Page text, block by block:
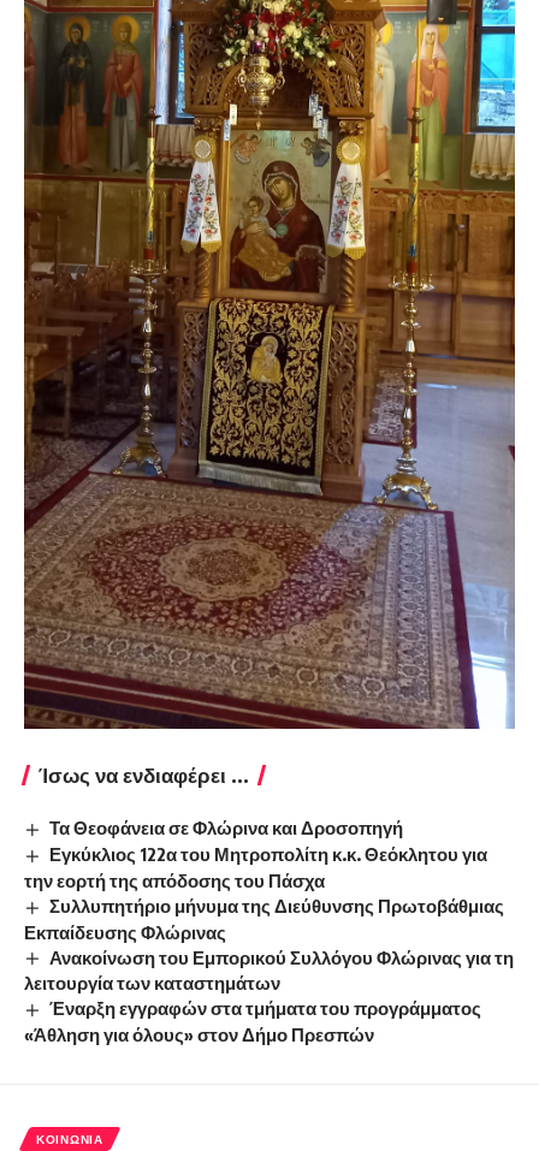
Ίσως να ενδιαφέρει ...
Τα Θεοφάνεια σε Φλώρινα και Δροσοπηγή
Εγκύκλιος 122α του Μητροπολίτη κ.κ. Θεόκλητου για
την εορτή της απόδοσης του Πάσχα
Συλλυπητήριο μήνυμα της Διεύθυνσης Πρωτοβάθμιας
Εκπαίδευσης Φλώρινας
Ανακοίνωση του Εμπορικού Συλλόγου Φλώρινας για τη
λειτουργία των καταστημάτων
Έναρξη εγγραφών στα τμήματα του προγράμματος
«Άθληση για όλους» στον Δήμο Πρεσπών
ΚΟΙΝΩΝΊΑ